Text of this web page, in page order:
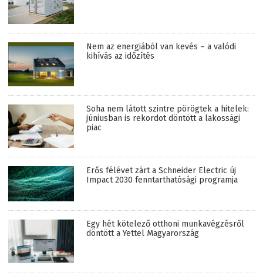
Nem az energiából van kevés – a valódi
kihívás az időzítés
Soha nem látott szintre pörögtek a hitelek:
júniusban is rekordot döntött a lakossági
piac
Erős félévet zárt a Schneider Electric új
Impact 2030 fenntarthatósági programja
Egy hét kötelező otthoni munkavégzésről
döntött a Yettel Magyarország